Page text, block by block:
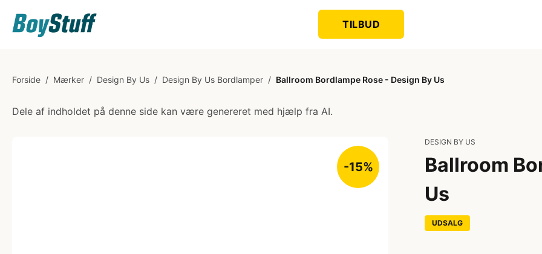
TILBUD
Forside / Mærker / Design By Us / Design By Us Bordlamper / Ballroom Bordlampe Rose - Design By Us
Dele af indholdet på denne side kan være genereret med hjælp fra AI.
-15%
DESIGN BY US
Ballroom
Us
UDSALG